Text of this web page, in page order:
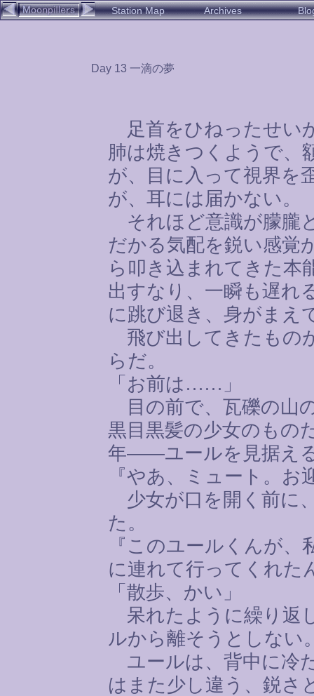
Station Map Archives
Day 13 一滴の夢
足首をひねったせい
肺は焼きつくようで、
が、目に入って視界を
が、耳には届かない。
それほど意識が朦朧
だかる気配を鋭い感覚
ら叩き込まれてきた本
出すなり、一瞬も遅れ
に跳び退き、身がまえ
飛び出してきたもの
らだ。
「お前は …… 」
目の前で、瓦礫の山
黒目黒髪の少女のもの
年――ユールを見据え
『やあ、ミュート。
少女が口を開く前に
た。
『このユールくんが
に連れて行ってくれた
「散歩、かい」
呆れたように繰り返
ルから離そうとしない
ユールは、背中に冷
はまた少し違う、鋭さ